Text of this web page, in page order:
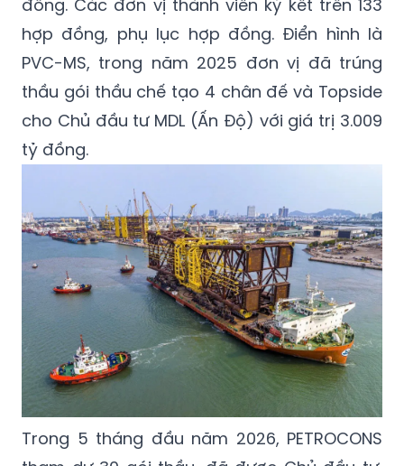
PVC-MS, trong năm 2025 đơn vị đã trúng
thầu gói thầu chế tạo 4 chân đế và Topside
cho Chủ đầu tư MDL (Ấn Độ) với giá trị 3.009
tỷ đồng.
Trong 5 tháng đầu năm 2026, PETROCONS
tham dự 30 gói thầu, đã được Chủ đầu tư,
bên mời thầu lựa chọn và ký kết 03 hợp